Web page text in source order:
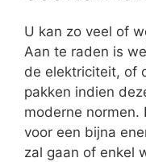
U kan zo veel of
Aan te raden is
de elektriciteit, of
pakken indien
moderne normen.
voor een bijna
zal gaan of enkel